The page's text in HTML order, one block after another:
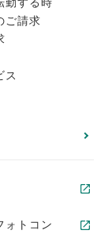
ご請求
ス
ォトコン